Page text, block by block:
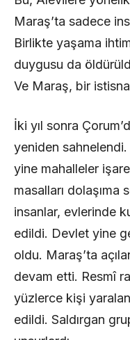
Maraş’ta sadece
Birlikte yaşama
duygusu da
Ve Maraş, bir
İki yıl sonra
yeniden sahnelendi.
yine mahalleler
masalları dolaşıma
insanlar, evlerinde
edildi. Devlet yine
oldu. Maraş’ta
devam etti. Resmî
yüzlerce kişi
edildi. Saldırgan